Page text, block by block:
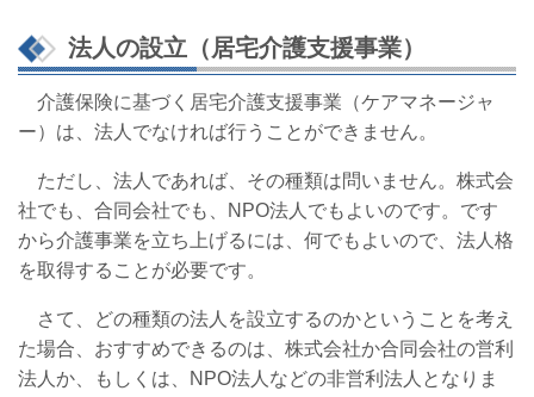
法人の設立（居宅介護支援事業）
介護保険に基づく居宅介護支援事業（ケアマネージャ
ー）は、法人でなければ行うことができません。
ただし、法人であれば、その種類は問いません。株式会
社でも、合同会社でも、NPO法人でもよいのです。です
から介護事業を立ち上げるには、何でもよいので、法人格
を取得することが必要です。
さて、どの種類の法人を設立するのかということを考え
た場合、おすすめできるのは、株式会社か合同会社の営利
法人か、もしくは、NPO法人などの非営利法人となりま